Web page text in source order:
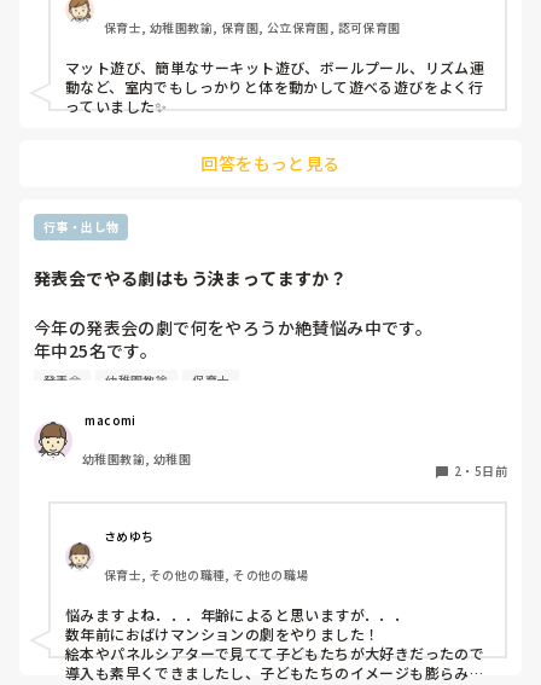
保育士, 幼稚園教諭, 保育園, 公立保育園, 認可保育園
マット遊び、簡単なサーキット遊び、ボールプール、リズム運
動など、室内でもしっかりと体を動かして遊べる遊びをよく行
っていました✨
回答をもっと見る
行事・出し物
発表会でやる劇はもう決まってますか？
今年の発表会の劇で何をやろうか絶賛悩み中です。
年中25名です。
過去に「これは子どもたちも楽しんで大成功だった！」「観
ひ教えてほしいです！
発表会 幼稚園教諭 保育士
macomi
幼稚園教諭, 幼稚園
2 ・ 5日前
さめゆち
保育士, その他の職種, その他の職場
悩みますよね．．．年齢によると思いますが．．．
数年前におばけマンションの劇をやりました！
絵本やパネルシアターで見てて子どもたちが大好きだったので
導入も素早くできましたし、子どもたちのイメージも膨らみや